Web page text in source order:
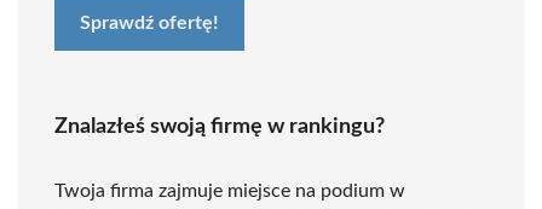
Sprawdź ofertę!
Znalazłeś swoją firmę w rankingu?
Twoja firma zajmuje miejsce na podium w